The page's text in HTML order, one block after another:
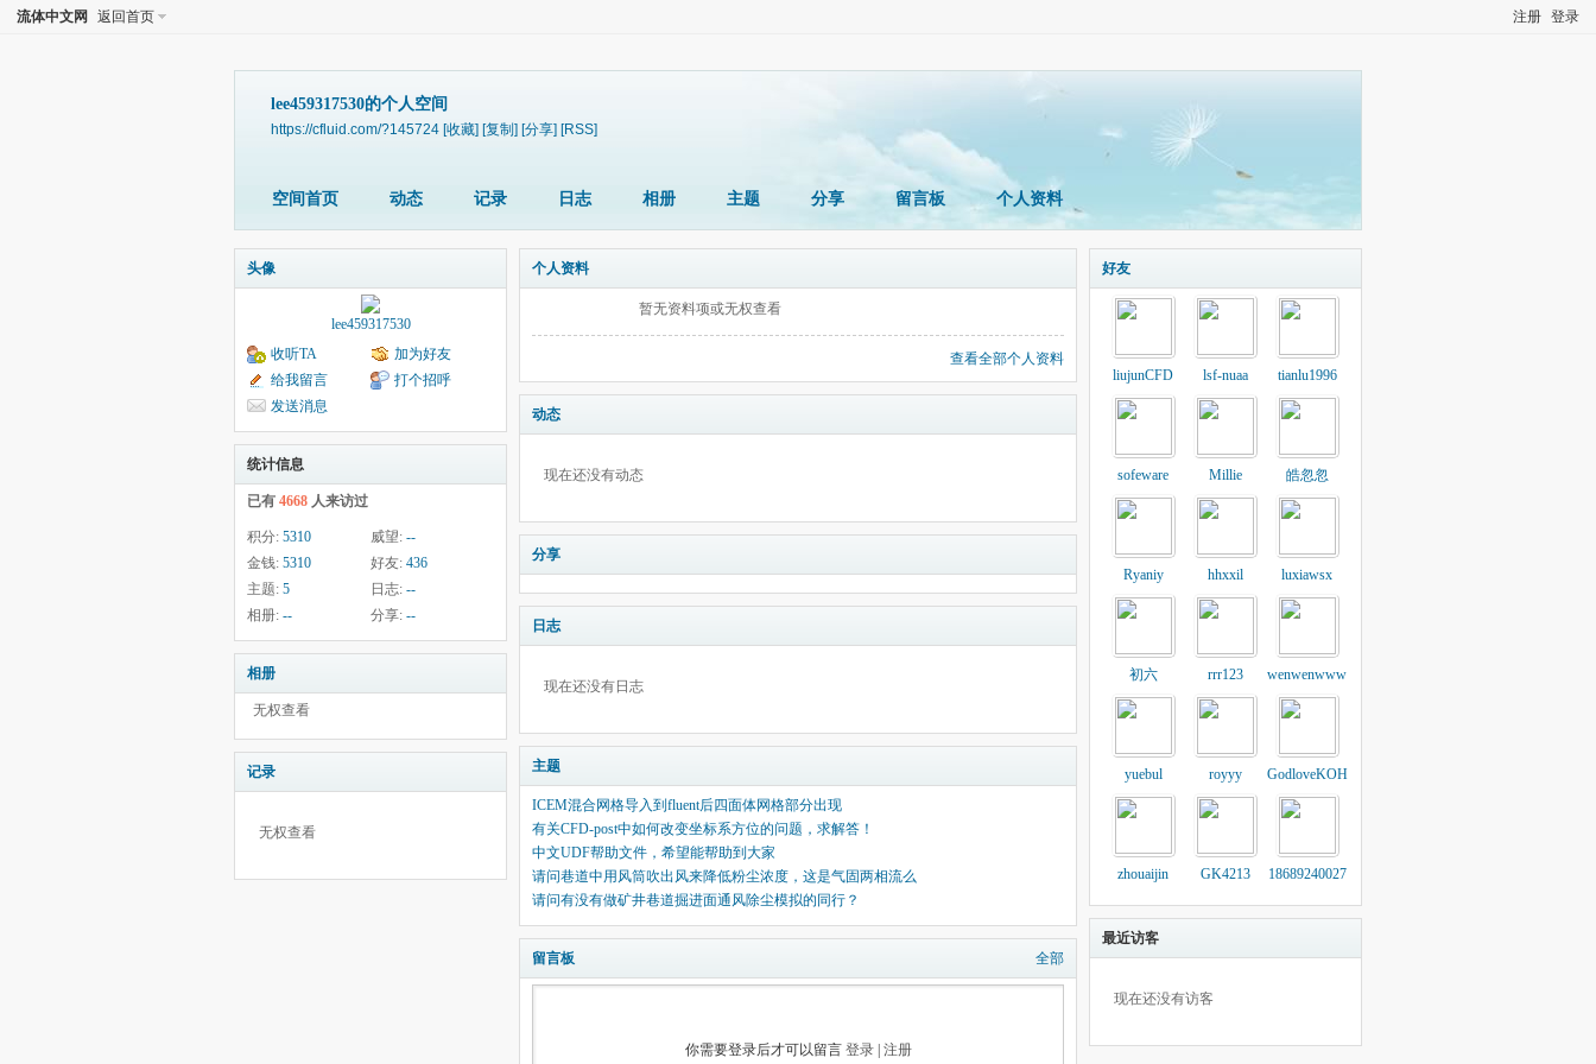
注册 登录
流体中文网 返回首页
lee459317530的个人空间
https://cfluid.com/?145724 [收藏] [复制] [分享] [RSS]
空间首页 动态 记录 日志 相册 主题 分享 留言板 个人资料
头像
lee459317530
收听TA
加为好友
给我留言
打个招呼
发送消息
统计信息
已有 4668 人来访过
积分: 5310 威望: --
金钱: 5310 好友: 436
主题: 5 日志: --
相册: -- 分享: --
相册
无权查看
记录
无权查看
个人资料
暂无资料项或无权查看
查看全部个人资料
动态
现在还没有动态
分享
日志
现在还没有日志
主题
ICEM混合网格导入到fluent后四面体网格部分出现
有关CFD-post中如何改变坐标系方位的问题，求解答！
中文UDF帮助文件，希望能帮助到大家
请问巷道中用风筒吹出风来降低粉尘浓度，这是气固两相流么
请问有没有做矿井巷道掘进面通风除尘模拟的同行？
留言板 全部
你需要登录后才可以留言 登录| 注册
好友
liujunCFD lsf-nuaa tianlu1996
sofeware Millie 皓忽忽
Ryaniy hhxxil luxiawsx
初六 rrr123 wenwenwww
yuebul royyy GodloveKOH
zhouaijin GK4213 18689240027
最近访客
现在还没有访客